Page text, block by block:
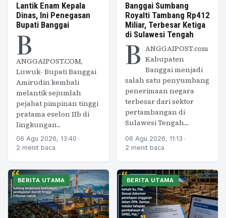
Lantik Enam Kepala
Dinas, Ini Penegasan
Bupati Banggai
B
ANGGAIPOST.COM,
Luwuk- Bupati Banggai
Amirudin kembali
melantik sejumlah
pejabat pimpinan tinggi
pratama eselon IIb di
lingkungan...
06 Agu 2026, 13:40 •
2 menit baca
Banggai Sumbang
Royalti Tambang Rp412
Miliar, Terbesar Ketiga
di Sulawesi Tengah
B ANGGAIPOST.com
Kabupaten
Banggai menjadi
salah satu penyumbang
penerimaan negara
terbesar dari sektor
pertambangan di
Sulawesi Tengah....
06 Agu 2026, 11:13 •
2 menit baca
BERITA UTAMA BERITA UTAMA